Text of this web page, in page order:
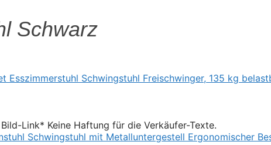
Schwarz
Link* Keine Haftung für die Verkäufer-Texte.